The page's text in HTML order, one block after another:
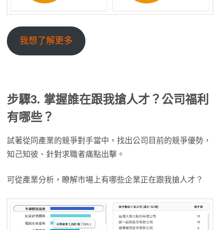
我想了解更多
步驟3. 掌握誰在跟我搶人才？公司福利
有哪些？
試著從同產業的競爭對手當中，找出公司目前的競爭優勢，
知己知彼、針對求職者痛點出擊。
可從產業分析，瞭解市場上有哪些企業正在跟我搶人才？